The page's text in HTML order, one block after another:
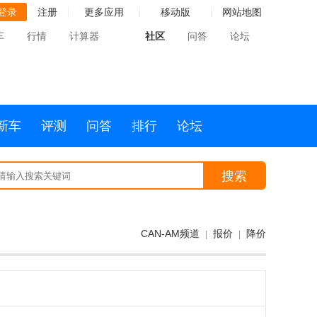
录 注册 更多应用 移动版 网站地图
行情 计算器 社区 问答 论坛
车 评测 问答 排行 论坛
搜索
CAN-AM频道 报价 降价